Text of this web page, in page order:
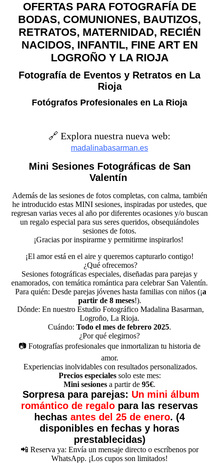
OFERTAS PARA FOTOGRAFÍA DE
BODAS, COMUNIONES, BAUTIZOS,
RETRATOS, MATERNIDAD, RECIÉN
NACIDOS, INFANTIL, FINE ART EN
LOGROÑO Y LA RIOJA
Fotografía de Eventos y Retratos en La
Rioja
Fotógrafos Profesionales en La Rioja
🔗 Explora nuestra nueva web:
madalinabasarman.es
Mini Sesiones Fotográficas de San
Valentín
Además de las sesiones de fotos completas, con calma, también
he introducido estas MINI sesiones, inspiradas por ustedes, que
regresan varias veces al año por diferentes ocasiones y/o buscan
un regalo especial para sus seres queridos, obsequiándoles
sesiones de fotos.
¡Gracias por inspirarme y permitirme inspirarlos!
¡El amor está en el aire y queremos capturarlo contigo!
¿Qué ofrecemos?
Sesiones fotográficas especiales, diseñadas para parejas y
enamorados, con temática romántica para celebrar San Valentín.
Para quién: Desde parejas jóvenes hasta familias con niños (¡a
partir de 8 meses!).
Dónde: En nuestro Estudio Fotográfico Madalina Basarman,
Logroño, La Rioja.
Cuándo: Todo el mes de febrero 2025.
¿Por qué elegirnos?
📷 Fotografías profesionales que inmortalizan tu historia de
amor.
Experiencias inolvidables con resultados personalizados.
Precios especialessolo este mes:
Mini sesiones a partir de 95€.
Sorpresa para parejas: Un mini álbum
romántico de regalo para las reservas
hechas antes del 25 de enero. (4
disponibles en fechas y horas
prestablecidas)
📲 Reserva ya: Envía un mensaje directo o escríbenos por
WhatsApp. ¡Los cupos son limitados!